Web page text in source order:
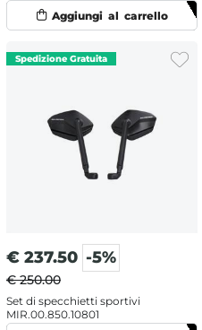
€ 237.50 -5%
€ 250.00
Set di specchietti sportivi
MIR.00.850.10801